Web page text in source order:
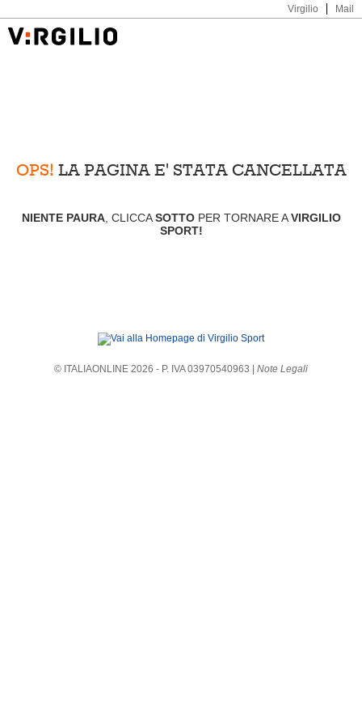
Virgilio Mail
OPS! LA PAGINA E' STATA CANCELLATA
NIENTE PAURA, CLICCASOTTOPER TORNARE AVIRGILIO
SPORT!
© ITALIAONLINE 2026 - P. IVA 03970540963 | Note Legali